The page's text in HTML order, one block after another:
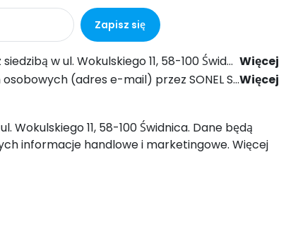
Zapisz się
e-mail) w celach marketingowych, zgodnie z art. 398 ustawy z dnia 12 lipca 2024 r. Prawo Komunikacji Elektronicznej.
Więcej
zawierającego informacje handlowe i marketingowe, zgodnie z art. 6 ust. 1 lit. a) Ogólnego Rozporządzenia o Ochronie Danych (RODO). Więcej
Wokulskiego 11, 58-100 Świdnica. Dane będą
informacje handlowe i marketingowe. Więcej